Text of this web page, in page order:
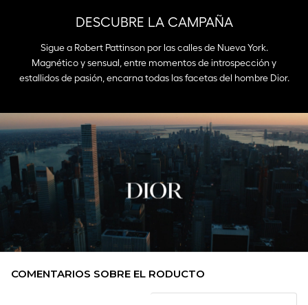
COMENTARIOS SOBRE EL RODUCTO